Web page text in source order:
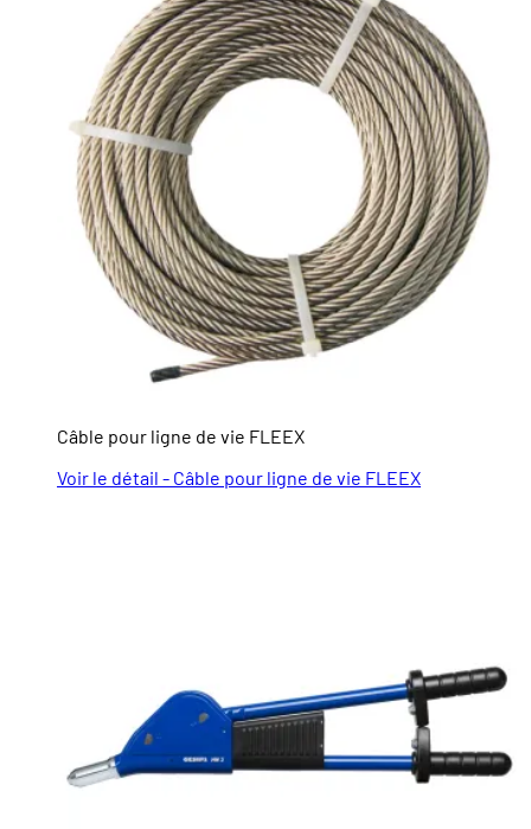
Câble pour ligne de vie FLEEX
Voir le détail - Câble pour ligne de vie FLEEX